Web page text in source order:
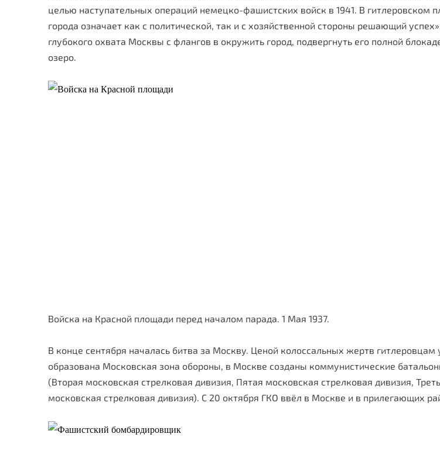
целью наступательных операций немецко-фашистских войск в 1941. В гитлеровском
города означает как с политической, так и с хозяйственной стороны решающий
глубокого охвата Москвы с флангов в окружить город, под­вергнуть его полной
озеро.
Войска на Красной площади перед началом парада. 1 Мая 1937.
В конце сентября началась битва за Москву. Ценой колоссальных жертв гитлеровцам
образована Московская зона обороны, в Москве созданы коммунистические
(Вторая московская стрелковая дивизия, Пятая московская стрелковая дивизия,
московская стрелковая дивизия). С 20 октября ГКО ввёл в Москве и в прилегающих